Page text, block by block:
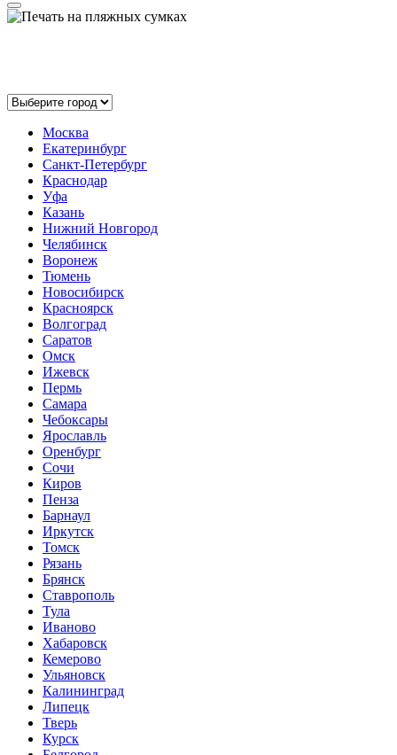
Москва
Екатеринбург
Санкт-Петербург
Краснодар
Уфа
Казань
Нижний Новгород
Челябинск
Воронеж
Тюмень
Новосибирск
Красноярск
Волгоград
Саратов
Омск
Ижевск
Пермь
Самара
Чебоксары
Ярославль
Оренбург
Сочи
Киров
Пенза
Барнаул
Иркутск
Томск
Рязань
Брянск
Ставрополь
Тула
Иваново
Хабаровск
Кемерово
Ульяновск
Калининград
Липецк
Тверь
Курск